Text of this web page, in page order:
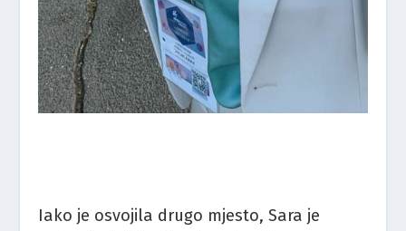
Iako je osvojila drugo mjesto, Sara je